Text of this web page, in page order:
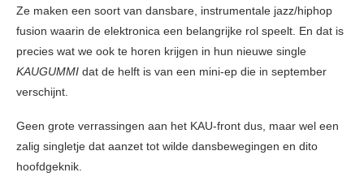
Ze maken een soort van dansbare, instrumentale jazz/hiphop
fusion waarin de elektronica een belangrijke rol speelt. En dat is
precies wat we ook te horen krijgen in hun nieuwe single
KAUGUMMI dat de helft is van een mini-ep die in september
verschijnt.
Geen grote verrassingen aan het KAU-front dus, maar wel een
zalig singletje dat aanzet tot wilde dansbewegingen en dito
hoofdgeknik.